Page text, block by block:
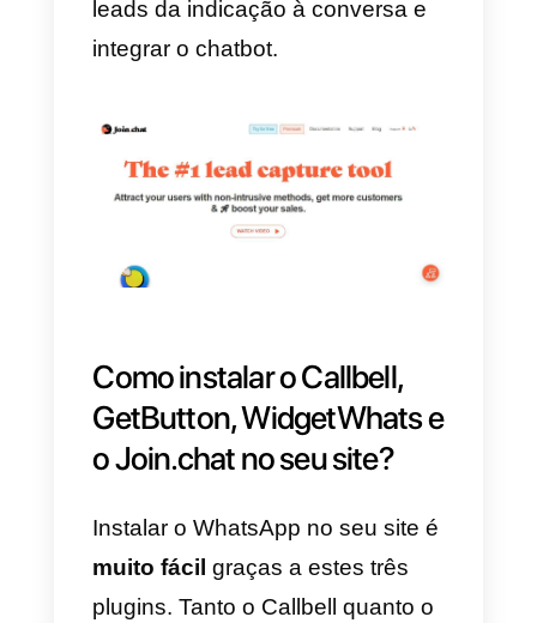
particularmente atraente
WidgetWhats, mudando a cor
das conversas e até mesmo
integrar ao Pixel do Facebook
para executar atividades de
clicarem no chat. O WidgetWhats
se integra com os CMSs mais
populares incluindo WordPress,
Magento e Shopify.